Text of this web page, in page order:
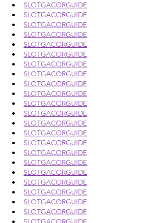
SLOTGACORGUIDE
SLOTGACORGUIDE
SLOTGACORGUIDE
SLOTGACORGUIDE
SLOTGACORGUIDE
SLOTGACORGUIDE
SLOTGACORGUIDE
SLOTGACORGUIDE
SLOTGACORGUIDE
SLOTGACORGUIDE
SLOTGACORGUIDE
SLOTGACORGUIDE
SLOTGACORGUIDE
SLOTGACORGUIDE
SLOTGACORGUIDE
SLOTGACORGUIDE
SLOTGACORGUIDE
SLOTGACORGUIDE
SLOTGACORGUIDE
SLOTGACORGUIDE
SLOTGACORGUIDE
SLOTGACORGUIDE